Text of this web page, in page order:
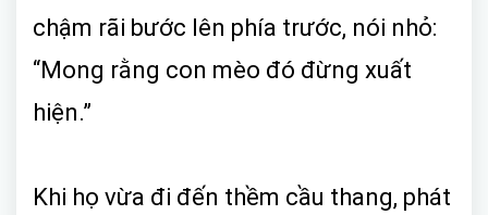
chậm rãi bước lên phía trước, nói nhỏ:
“Mong rằng con mèo đó đừng xuất
hiện.”
Khi họ vừa đi đến thềm cầu thang, phát